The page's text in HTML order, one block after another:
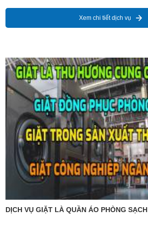
Xem chi tiết dịch vụ
DỊCH VỤ GIẶT LÀ QUẦN ÁO PHÒNG SẠCH